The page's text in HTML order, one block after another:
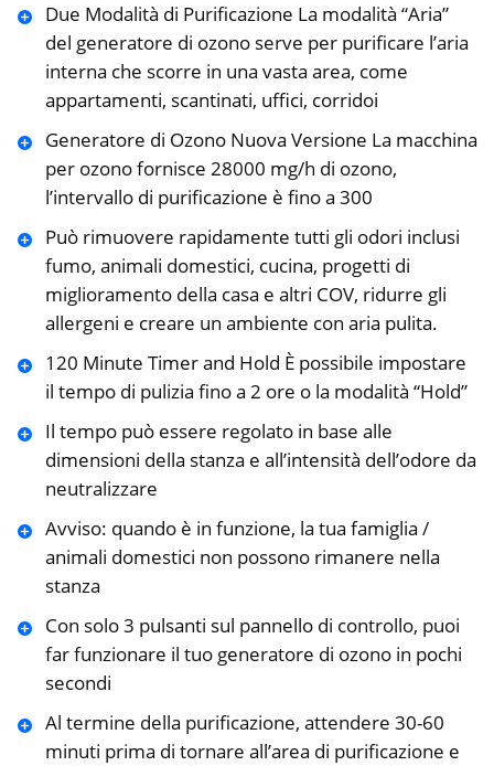
Due Modalità di Purificazione La modalità “Aria”
del generatore di ozono serve per purificare l’aria
interna che scorre in una vasta area, come
appartamenti, scantinati, uffici, corridoi
Generatore di Ozono Nuova Versione La macchina
per ozono fornisce 28000 mg/h di ozono,
l’intervallo di purificazione è fino a 300
Può rimuovere rapidamente tutti gli odori inclusi
fumo, animali domestici, cucina, progetti di
miglioramento della casa e altri COV, ridurre gli
allergeni e creare un ambiente con aria pulita.
120 Minute Timer and Hold È possibile impostare
il tempo di pulizia fino a 2 ore o la modalità “Hold”
Il tempo può essere regolato in base alle
dimensioni della stanza e all’intensità dell’odore da
neutralizzare
Avviso: quando è in funzione, la tua famiglia /
animali domestici non possono rimanere nella
stanza
Con solo 3 pulsanti sul pannello di controllo, puoi
far funzionare il tuo generatore di ozono in pochi
secondi
Al termine della purificazione, attendere 30-60
minuti prima di tornare all’area di purificazione e